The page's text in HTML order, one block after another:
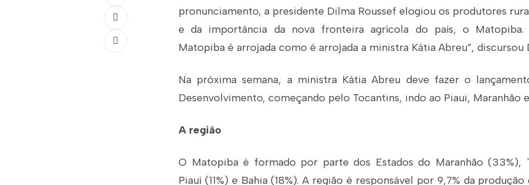
pronunciamento, a presidente Dilma Roussef elogiou os produtores
e da importância da nova fronteira agrícola do país, o Matopiba.
Matopiba é arrojada como é arrojada a ministra Kátia Abreu”, discursou
Na próxima semana, a ministra Kátia Abreu deve fazer o
Desenvolvimento, começando pelo Tocantins, indo ao Piaui, Maranhão
A região
O Matopiba é formado por parte dos Estados do Maranhão (33%),
Piauí (11%) e Bahia (18%). A região é responsável por 9,7% da